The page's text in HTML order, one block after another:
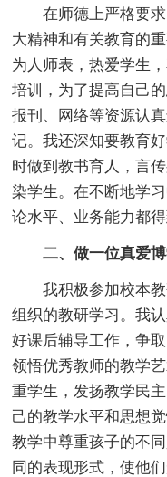
在师德上严格要求
大精神和有关教育的
为人师表，热爱学生
培训，为了提高自己
报刊、网络等资源认
记。我还深知要教育
时做到教书育人，言
染学生。在不断地学
论水平、业务能力都得
二、做一位真爱
我积极参加校本教
组织的教研学习。我
好课后辅导工作，争
领悟优秀教师的教学
重学生，发扬教学民
己的教学水平和思想
教学中尊重孩子的不
同的表现形式，使他